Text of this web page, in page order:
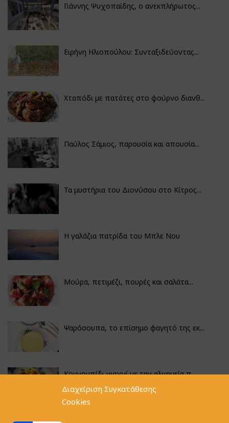
Διαχείριση Συγκατάθεσης
Cookies
Γιάννης Ψυχοπαίδης, ο ανεκπλήρωτος...
Ειρήνη Ηλιοπούλου: Συνταξιδεύοντας...
Χταπόδι με πατάτες στο φούρνο διανθ...
Παύλος Σάμιος, παρουσία και απουσία...
Τα μυστήρια του Διονύσου στο Κίτρος...
Η γαλάζια πατρίδα του Μπλε Νου
Μούρα, πετιμέζι, πουρές και σαλάτα...
Ψαρόσουπα, το επίσημο φαγητό της εκ...
Κουνουπίδι γιαχνί με την αλχημεία π...